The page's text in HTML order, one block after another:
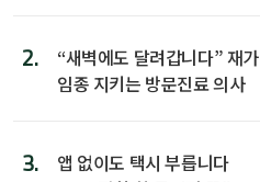
2.
“새벽에도 달려갑니다” 재가
임종 지키는 방문진료 의사
3.
앱 없이도 택시 부릅니다